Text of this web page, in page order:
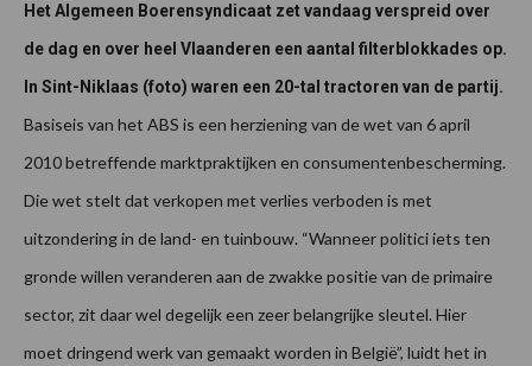
Het Algemeen Boerensyndicaat zet vandaag verspreid over
de dag en over heel Vlaanderen een aantal filterblokkades op.
In Sint-Niklaas (foto) waren een 20-tal tractoren van de partij.
Basiseis van het ABS is een herziening van de wet van 6 april
2010 betreffende marktpraktijken en consumentenbescherming.
Die wet stelt dat verkopen met verlies verboden is met
uitzondering in de land- en tuinbouw. “Wanneer politici iets ten
gronde willen veranderen aan de zwakke positie van de primaire
sector, zit daar wel degelijk een zeer belangrijke sleutel. Hier
moet dringend werk van gemaakt worden in België”, luidt het in